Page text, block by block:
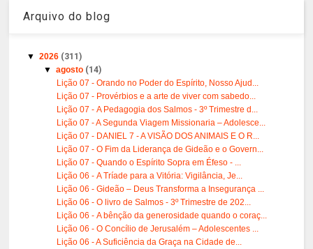
Arquivo do blog
▼2026 (311)
▼agosto (14)
Lição 07 - Orando no Poder do Espírito, Nosso Ajud...
Lição 07 - Provérbios e a arte de viver com sabedo...
Lição 07 - A Pedagogia dos Salmos - 3º Trimestre d...
Lição 07 - A Segunda Viagem Missionaria – Adolesce...
Lição 07 - DANIEL 7 - A VISÃO DOS ANIMAIS E O R...
Lição 07 - O Fim da Liderança de Gideão e o Govern...
Lição 07 - Quando o Espírito Sopra em Éfeso - ...
Lição 06 - A Tríade para a Vitória: Vigilância, Je...
Lição 06 - Gideão – Deus Transforma a Insegurança ...
Lição 06 - O livro de Salmos - 3º Trimestre de 202...
Lição 06 - A bênção da generosidade quando o coraç...
Lição 06 - O Concílio de Jerusalém – Adolescentes ...
Lição 06 - A Suficiência da Graça na Cidade de...